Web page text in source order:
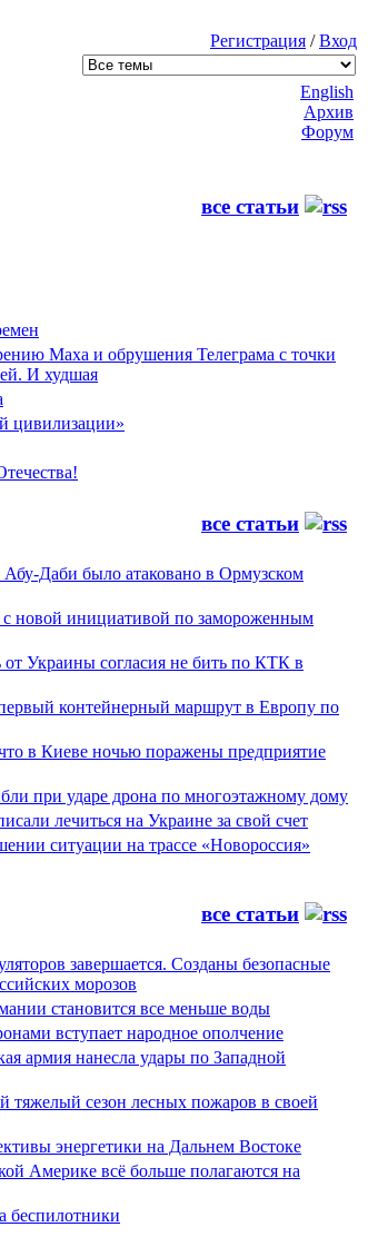
Регистрация /Вход
English
Архив
Форум
все статьи
Маха и обрушения Телеграма с точки
И худшая
цивилизации»
все статьи
Даби было атаковано в Ормузском
новой инициативой по замороженным
Украины согласия не бить по КТК в
контейнерный маршрут в Европу по
в Киеве ночью поражены предприятие
при ударе дрона по многоэтажному дому
лечиться на Украине за свой счет
ситуации на трассе «Новороссия»
все статьи
завершается. Созданы безопасные
морозов
становится все меньше воды
вступает народное ополчение
армия нанесла удары по Западной
тяжелый сезон лесных пожаров в своей
энергетики на Дальнем Востоке
Америке всё больше полагаются на
беспилотники